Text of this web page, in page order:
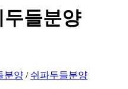
들분양
분양 / 쉬파두들분양